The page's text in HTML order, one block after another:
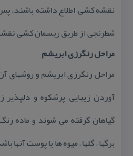
نقشه كشی اطلاع داشته باشند. پس
شطرنجی از طریق ریسمان كشی
مراحل رنگرزی ابریشم
مراحل رنگرزی ابریشم و روشهای
آوردن زیبایی پرشكوه و دلپذیر
گیاهان گرفته می شوند و ماده
برگها ، گلها ، میوه ها یا پوست